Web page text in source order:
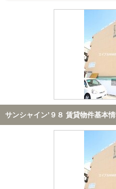
サンシャイン’９８ 賃貸物件基本